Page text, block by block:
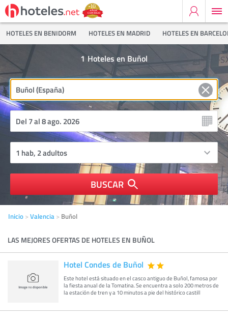
HOTELES EN BENIDORM HOTELES EN MADRID HOTELES EN
Hoteles en Buñol
1
BUSCAR
Inicio Valencia Buñol
LAS MEJORES OFERTAS DE HOTELES EN BUÑOL
Hotel Condes de Buñol
Este hotel está situado en el casco antiguo de Buñol, famosa por
la fiesta anual de la Tomatina. Se encuentra a solo 200 metros de
la estación de tren y a 10 minutos a pie del histórico castill